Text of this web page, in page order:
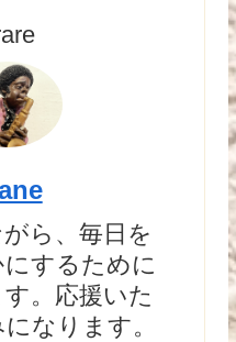
ら、毎日を
するために
。応援いた
なります。